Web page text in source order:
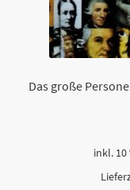
Das große
inkl. 10